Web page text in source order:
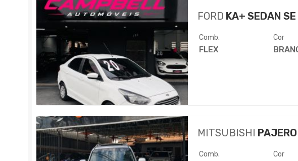
FORD KA+ SEDAN
Comb.
FLEX
Cor
MITSUBISHI
Comb. Cor